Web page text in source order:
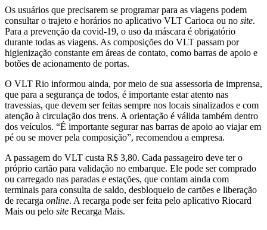
Os usuários que precisarem se programar para as viagens podem
consultar o trajeto e horários no aplicativo VLT Carioca ou no site.
Para a prevenção da covid-19, o uso da máscara é obrigatório
durante todas as viagens. As composições do VLT passam por
higienização constante em áreas de contato, como barras de apoio e
botões de acionamento de portas.
O VLT Rio informou ainda, por meio de sua assessoria de imprensa,
que para a segurança de todos, é importante estar atento nas
travessias, que devem ser feitas sempre nos locais sinalizados e com
atenção à circulação dos trens. A orientação é válida também dentro
dos veículos. “É importante segurar nas barras de apoio ao viajar em
pé ou se mover pela composição”, recomendou a empresa.
A passagem do VLT custa R$ 3,80. Cada passageiro deve ter o
próprio cartão para validação no embarque. Ele pode ser comprado
ou carregado nas paradas e estações, que contam ainda com
terminais para consulta de saldo, desbloqueio de cartões e liberação
de recarga online. A recarga pode ser feita pelo aplicativo Riocard
Mais ou pelo site Recarga Mais.